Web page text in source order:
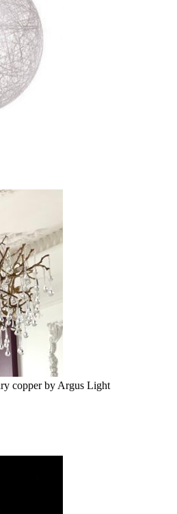
copper by Argus Light